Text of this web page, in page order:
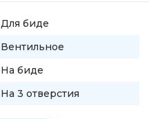
Для биде
Вентильное
На биде
На 3 отверстия